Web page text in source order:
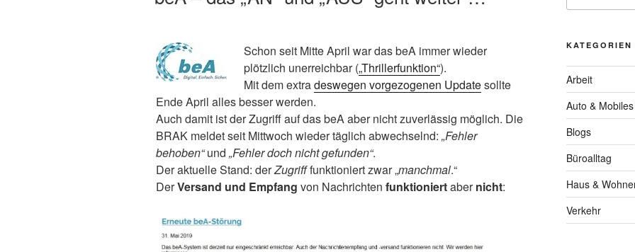
Schon seit Mitte April war das beA immer wieder
plötzlich unerreichbar („Thrillerfunktion“).
Mit dem extradeswegen vorgezogenen Updatesollte
Ende April alles besser werden.
Auch damit ist der Zugriff auf das beA aber nicht zuverlässig möglich. Die
BRAK meldet seit Mittwoch wieder täglich abwechselnd: „Fehler
behoben“und „Fehler doch nicht gefunden“.
Der aktuelle Stand: derZugrifffunktioniert zwar „manchmal.“
DerVersand und Empfang von Nachrichten funktioniertabernicht:
KATEGORIEN
Arbeit
Auto & Mobiles
Blogs
Büroalltag
Haus &
Verkehr